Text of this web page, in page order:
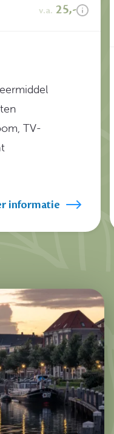
v.a. 25,-
TV-
informatie